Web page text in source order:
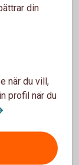
vi dig.
din
när du vill,
profil när du